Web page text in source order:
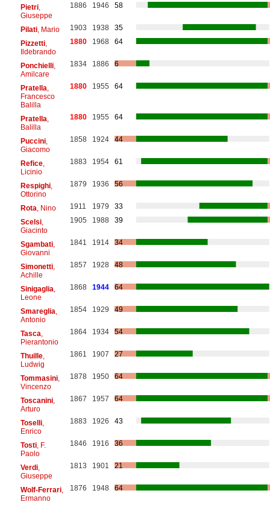
Pietri,
Giuseppe
1886 1946 58
Pilati, Mario 1903 1938
35
Pizzetti,
Ildebrando
1880 1968 64
Ponchielli,
Amilcare
1834 1886 6
Pratella
Francesco
Balilla
1880 1955 64
Pratella
Balilla
1880 1955 64
Puccini,
Giacomo
1858 1924 44
Refice,
Licinio
1883 1954 61
Respighi,
Ottorino
1879 1936 56
Rota , Nino 1911 1979
33
Scelsi,
Giacinto
1905 1988 39
Sgambati,
Giovanni
1841 1914 34
Simonetti,
Achille
1857 1928 48
Sinigaglia
Leone
1868 1944 64
Smareglia
Antonio
1854 1929 49
Tasca
Pierantonio
1864 1934 54
Thuille,
Ludwig
1861 1907 27
Tommasini,
Vincenzo
1878 1950 64
Toscanini,
Arturo
1867 1957 64
Toselli,
Enrico
1883 1926 43
Tosti, F.
Paolo
1846 1916 36
Verdi,
Giuseppe
1813 1901 21
Wolf-Ferrari,
Ermanno
1876 1948 64